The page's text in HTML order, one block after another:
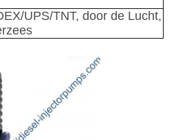
UPS/TNT, door de Lucht,